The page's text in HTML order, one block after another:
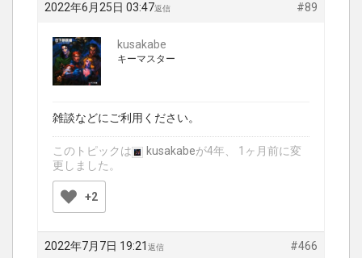
2022年6月25日 03:47 #89
返信
kusakabe
キーマスター
雑談などにご利用ください。
このトピックは kusakabeが4年、 1ヶ月前に変
更しました。
+2
2022年7月7日 19:21 #466
返信